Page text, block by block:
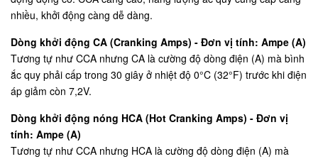
nhiều, khởi động càng dễ dàng.
Dòng khởi động CA (Cranking Amps) - Đơn vị tính: Ampe (A)
Tương tự như CCA nhưng CA là cường độ dòng điện (A) mà bình
ắc quy phải cấp trong 30 giây ở nhiệt độ 0°C (32°F) trước khi điện
áp giảm còn 7,2V.
Dòng khởi động nóng HCA (Hot Cranking Amps) - Đơn vị
tính: Ampe (A)
Tương tự như CCA nhưng HCA là cường độ dòng điện (A) mà